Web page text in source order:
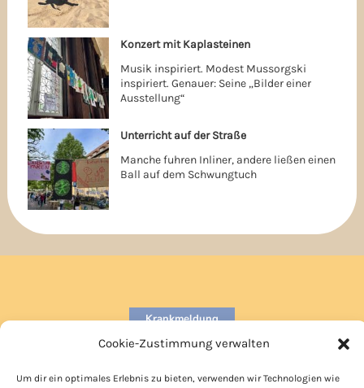
Cookie-Zustimmung verwalten
Um dir ein optimales Erlebnis zu bieten, verwenden wir Technologien wie
Konzert mit Kaplasteinen
Musik inspiriert. Modest Mussorgski
inspiriert. Genauer: Seine „Bilder einer
Ausstellung“
Unterricht auf der Straße
Manche fuhren Inliner, andere ließen einen
Ball auf dem Schwungtuch
Krankmeldung
Kooperationen
Anfahrt